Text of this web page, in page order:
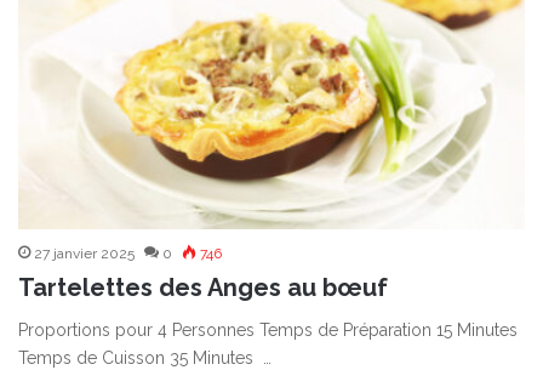
27 janvier 2025 0 746
Tartelettes des Anges au bœuf
Proportions pour 4 Personnes Temps de Préparation 15 Minutes
Temps de Cuisson 35 Minutes …